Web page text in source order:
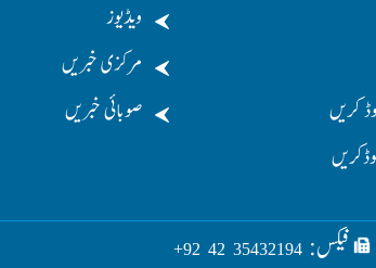
کریں
ویڈیوز
مرکزی خبریں
صوبائی خبریں
فیکس: 35432194 42 92+